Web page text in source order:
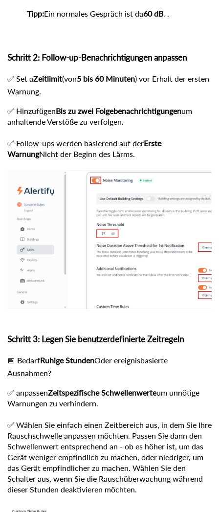
Tipp:Ein normales Gespräch ist da60 dB. .
Schritt 2: Follow-up-Benachrichtigungen anpassen
✅ Set aZeitlimit(von5 bis 60 Minuten) vor Erhalt der ersten
Warnung.
✅ HinzufügenBis zu zwei Folgebenachrichtigungenum
anhaltende Verstöße zu verfolgen.
✅ Follow-ups werden basierend auf derErste
WarnungNicht der Beginn des Lärms.
Schritt 3: Legen Sie benutzerdefinierte Zeitregeln
📅 BedarfRuhige StundenOder ereignisbasierte
Ausnahmen?
✅ anpassenZeitspezifische Schwellenwerteum unnötige
Warnungen zu verhindern.
✅ Wählen Sie einfach einen Zeitbereich aus, in dem Sie Ihre
Rauschschwelle anpassen möchten. Passen Sie dann den
Schwellenwert entsprechend an - ob es höher ist, um das
Gerät weniger empfindlich zu machen, oder niedriger, um
das Gerät empfindlicher zu machen. Wählen Sie den
Schalter aus, wenn Sie die Rauschüberwachung während
dieser Stunden deaktivieren möchten.